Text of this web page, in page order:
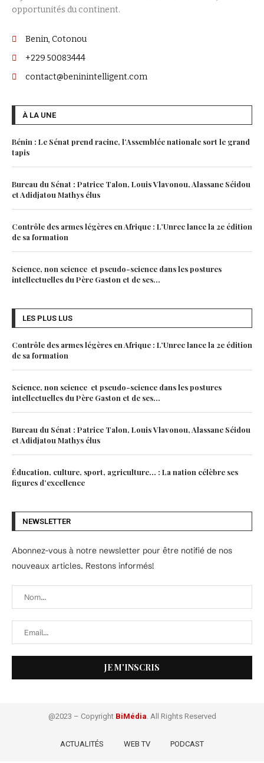
opportunités du continent.
Benin, Cotonou
+229 50083444
contact@beninintelligent.com
À LA UNE
Bénin : Le Sénat prend racine, l’Assemblée nationale sort le grand
tapis
Bureau du Sénat : Patrice Talon, Louis Vlavonou, Alassane Séidou
et Adidjatou Mathys élus
Contrôle des armes légères en Afrique : L’Unrec lance la 2e édition
de sa formation
Science, non science et pseudo-science dans les postures
intellectuelles du Père Gaston et de ses...
LES PLUS LUS
Contrôle des armes légères en Afrique : L’Unrec lance la 2e édition
de sa formation
Science, non science et pseudo-science dans les postures
intellectuelles du Père Gaston et de ses...
Bureau du Sénat : Patrice Talon, Louis Vlavonou, Alassane Séidou
et Adidjatou Mathys élus
Éducation, culture, sport, agriculture… : La nation célèbre ses
figures d’excellence
NEWSLETTER
Abonnez-vous à notre newsletter pour être notifié de nos
nouveaux articles. Restons informés!
@2023 – Copyright BiMédia. All Rights Reserved
ACTUALITÉS WEB TV PODCAST